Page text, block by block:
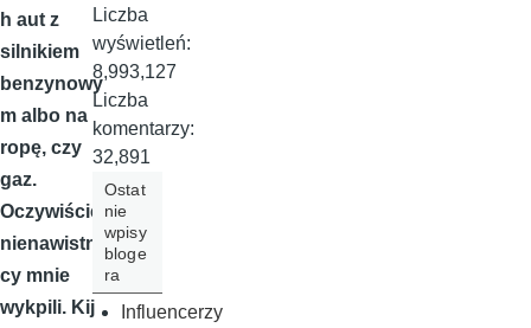
h aut z
silnikiem
benzynowy
m albo na
ropę, czy
gaz.
Oczywiście
nienawistni
cy mnie
wykpili. Kij
Liczba
wyświetleń:
8,993,127
Liczba
komentarzy:
32,891
Ostat
nie
wpisy
bloge
ra
Influencerzy